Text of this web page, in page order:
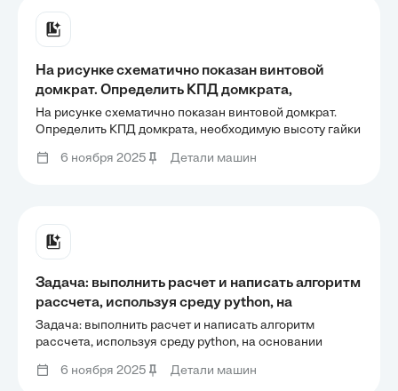
На рисунке схематично показан винтовой
домкрат. Определить КПД домкрата,
необходимую высоту гайки H и проверить винт
на устойчивость при следующих исходных
данных: Резьба упорная 82х12, d1=64,2 мм,
d2=76 мм, p=12 мм, высота профиля витка h=9
На рисунке схематично показан винтовой домкрат.
Определить КПД домкрата, необходимую высоту гайки
исходных данных: Резьба упорная 82х12, d1=64,2 мм,
6 ноября 2025 Детали машин
Задача: выполнить расчет и написать алгоритм
рассчета, используя среду python, на
основании исходных данных: Частота
вращения вала n, об/мин 285,1 Режим работы
Средний равновероятностный Радиальная
нагрузка Fr, H 4,37 Осевая нагрузка Fa, H 1,28
Задача: выполнить расчет и написать алгоритм
рассчета, используя среду python, на основании
285,1 Режим работы Средний равновероятностный
6 ноября 2025 Детали машин